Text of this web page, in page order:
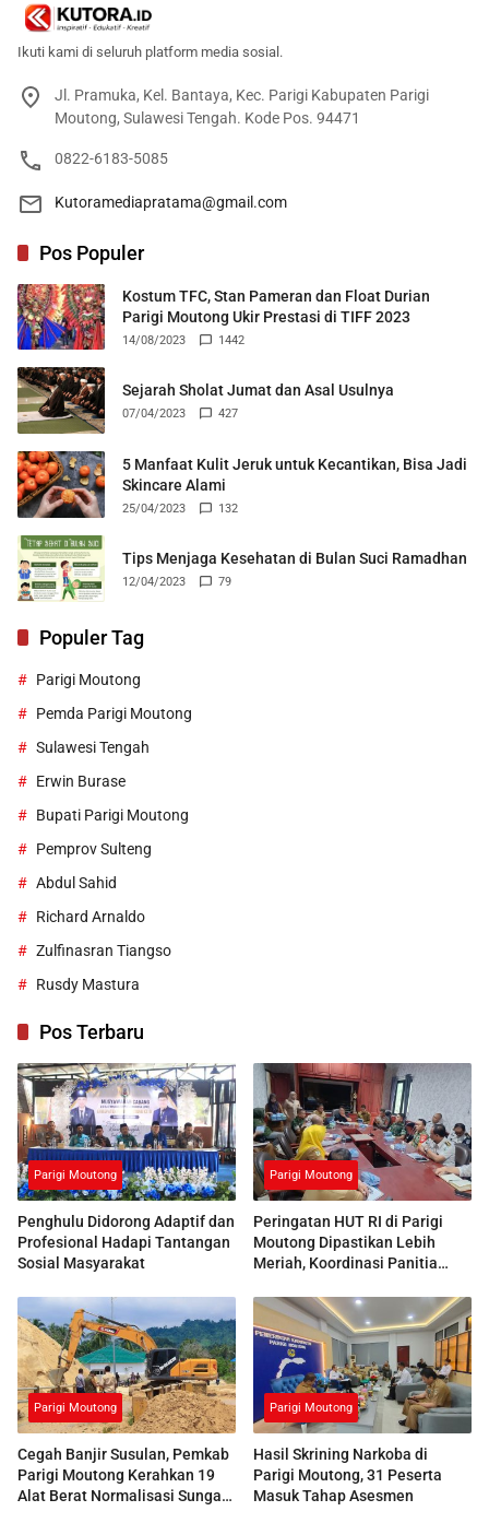
Ikuti kami di seluruh platform media sosial.
Jl. Pramuka, Kel. Bantaya, Kec. Parigi Kabupaten Parigi
Moutong, Sulawesi Tengah. Kode Pos. 94471
0822-6183-5085
Kutoramediapratama@gmail.com
Pos Populer
Kostum TFC, Stan Pameran dan Float Durian
Parigi Moutong Ukir Prestasi di TIFF 2023
14/08/2023 1442
Sejarah Sholat Jumat dan Asal Usulnya
07/04/2023 427
5 Manfaat Kulit Jeruk untuk Kecantikan, Bisa Jadi
Skincare Alami
25/04/2023 132
Tips Menjaga Kesehatan di Bulan Suci Ramadhan
12/04/2023 79
Populer Tag
Parigi Moutong
Pemda Parigi Moutong
Sulawesi Tengah
Erwin Burase
Bupati Parigi Moutong
Pemprov Sulteng
Abdul Sahid
Richard Arnaldo
Zulfinasran Tiangso
Rusdy Mastura
Pos Terbaru
Parigi Moutong
Penghulu Didorong Adaptif dan
Profesional Hadapi Tantangan
Sosial Masyarakat
Parigi Moutong
Peringatan HUT RI di Parigi
Moutong Dipastikan Lebih
Meriah, Koordinasi Panitia
Parigi Moutong
Cegah Banjir Susulan, Pemkab
Parigi Moutong Kerahkan 19
Alat Berat Normalisasi Sungai
Parigi Moutong
Hasil Skrining Narkoba di
Parigi Moutong, 31 Peserta
Masuk Tahap Asesmen